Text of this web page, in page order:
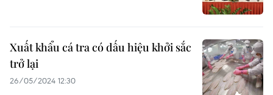
Xuất khẩu cá tra có dấu hiệu khởi sắc
trở lại
26/05/2024 12:30